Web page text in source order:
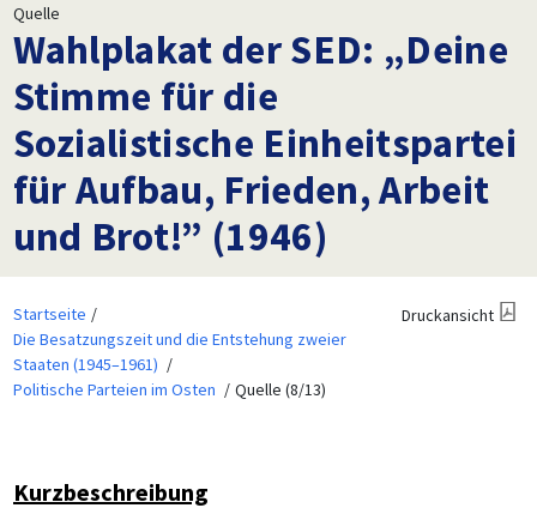
Quelle
Wahlplakat der SED: „Deine
Stimme für die
Sozialistische Einheitspartei
für Aufbau, Frieden, Arbeit
und Brot!” (1946)
Startseite
Die Besatzungszeit und die Entstehung zweier
Staaten (1945–1961)
Politische Parteien im Osten
Quelle (8/13)
Druckansicht
Kurzbeschreibung